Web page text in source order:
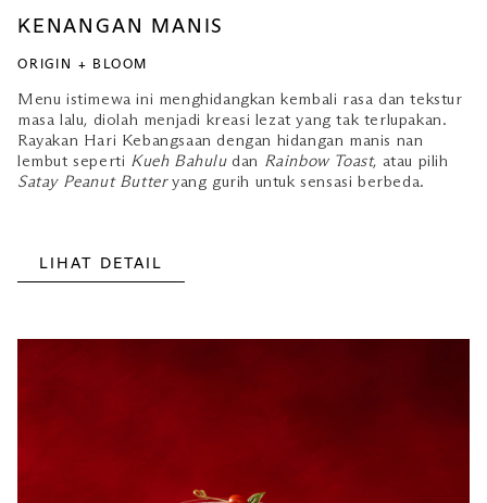
KENANGAN MANIS
ORIGIN + BLOOM
Menu istimewa ini menghidangkan kembali rasa dan tekstur
masa lalu, diolah menjadi kreasi lezat yang tak terlupakan.
Rayakan Hari Kebangsaan dengan hidangan manis nan
lembut seperti Kueh Bahuludan Rainbow Toast, atau pilih
Satay Peanut Butteryang gurih untuk sensasi berbeda.
LIHAT DETAIL